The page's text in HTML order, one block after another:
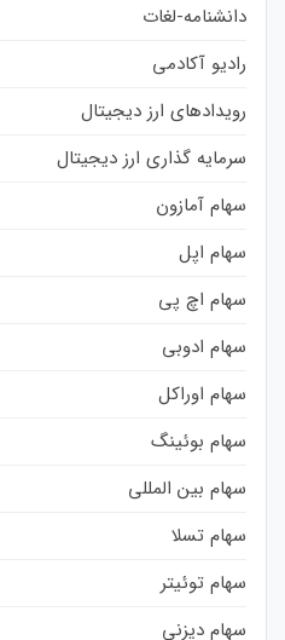
دانشنامه-لغات
رادیو آکادمی
رویدادهای ارز دیجیتال
سرمایه گذاری ارز دیجیتال
سهام آمازون
سهام اپل
سهام اچ پی
سهام ادوبی
سهام اوراکل
سهام بوئینگ
سهام بین المللی
سهام تسلا
سهام توئیتر
سهام دیزنی